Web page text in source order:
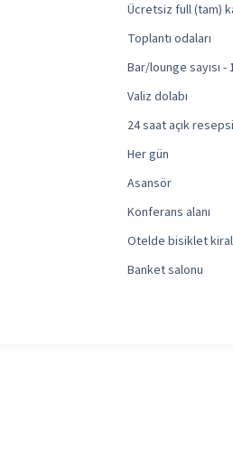
Ücretsiz full (tam)
Toplantı odaları
Bar/lounge sayısı -
Valiz dolabı
24 saat açık
Her gün
Asansör
Konferans alanı
Otelde bisiklet
Banket salonu